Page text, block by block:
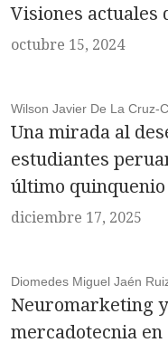
Visiones actuales
octubre 15, 2024
Wilson Javier De La Cruz-
Una mirada al
estudiantes
último quinquenio
diciembre 17, 2025
Diomedes Miguel Jaén
Neuromarketing
mercadotecnia en